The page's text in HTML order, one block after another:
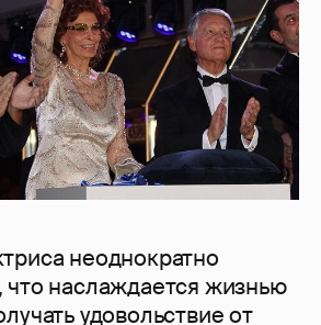
неоднократно
что наслаждается жизнью
удовольствие от